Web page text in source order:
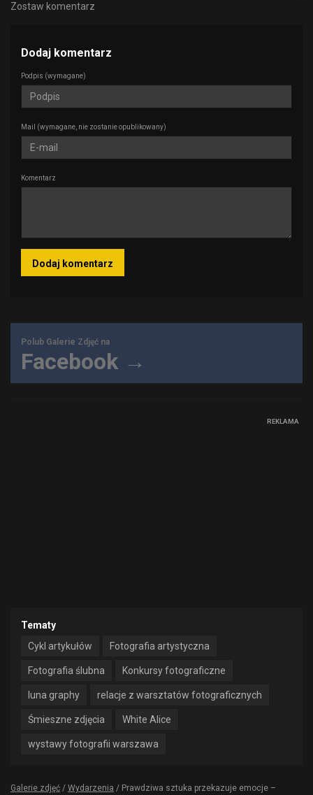
Zostaw komentarz
Dodaj komentarz
Podpis (wymagane)
Mail (wymagane, nie zostanie opublikowany)
Komentarz
Polub Galerie Zdjęć na
Facebook →
REKLAMA
Tematy
Cykl artykułów
Fotografia artystyczna
Fotografia ślubna Konkursy fotograficzne
luna graphy relacje z warsztatów fotograficznych
Śmieszne zdjęcia White Alice
wystawy fotografii warszawa
Galerie zdjęć / Wydarzenia / Prawdziwa sztuka przekazuje emocje –